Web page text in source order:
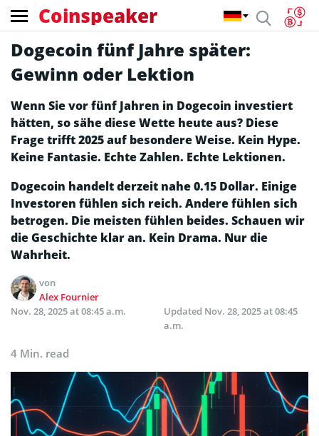
Coinspeaker
Dogecoin fünf Jahre später:
Gewinn oder Lektion
Wenn Sie vor fünf Jahren in Dogecoin investiert
hätten, so sähe diese Wette heute aus? Diese
Frage trifft 2025 auf besondere Weise. Kein Hype.
Keine Fantasie. Echte Zahlen. Echte Lektionen.
Dogecoin handelt derzeit nahe 0.15 Dollar. Einige
Investoren fühlen sich reich. Andere fühlen sich
betrogen. Die meisten fühlen beides. Schauen wir
die Geschichte klar an. Kein Drama. Nur die
Wahrheit.
von
Alex Fournier
Nov. 28, 2025 at 08:45 a.m.
Updated Nov. 28, 2025 at 08:45
a.m.
4 Min. read